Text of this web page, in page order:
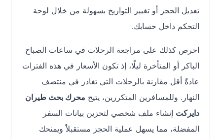
تعديل الحجز أو تغيير التواريخ بسهولة من خلال لوحة
التحكم داخل حسابك.
احرص كذلك على مراجعة الرحلات في ساعات الصباح
الباكر أو المتأخرة ليلًا، إذ تكون الأسعار في هذه الفترات
عادةً أقل مقارنة بالرحلات التي تغادر في منتصف
النهار. وللمسافرين المتكررين، يتيحمحرك بحث طيران
دايركتإنشاء ملف شخصي لتخزين بيانات السفر
المفضلة، مما يسهل عملية الحجز مستقبلاً ويمنحك